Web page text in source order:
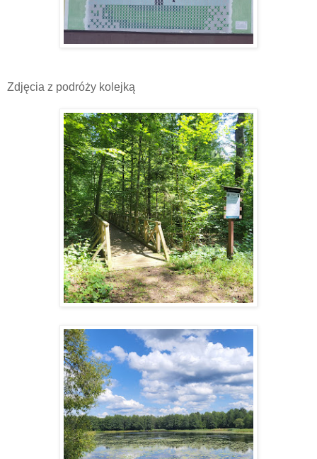
Zdjęcia z podróży kolejką